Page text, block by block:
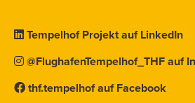
Tempelhof Projekt auf LinkedIn
@FlughafenTempelhof_THF auf
thf.tempelhof auf Facebook